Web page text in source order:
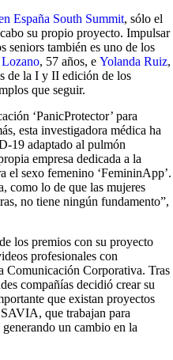
España South Summit, sólo el
su propio proyecto. Impulsar
seniors también es uno de los
Lozano, 57 años, e Yolanda Ruiz,
de la I y II edición de los
que seguir.
‘PanicProtector’ para
esta investigadora médica ha
19 adaptado al pulmón
empresa dedicada a la
el sexo femenino ‘FemininApp’.
como lo de que las mujeres
no tiene ningún fundamento”,
los premios con su proyecto
profesionales con
Corporativa. Tras
compañías decidió crear su
que existan proyectos
que trabajan para
un cambio en la